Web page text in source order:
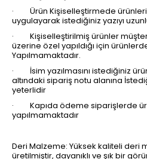
· Ürün Kişiselleştirmede
uygulayarak istediğiniz yazıyı
· Kişiselleştirilmiş ürünler
üzerine özel yapıldığı için
Yapılmamaktadır.
· İsim yazılmasını istediğiniz
altındaki sipariş notu alanına
yeterlidir
· Kapıda ödeme siparişlerde
yapılmamaktadır
Deri Malzeme: Yüksek kaliteli deri
üretilmiştir, dayanıklı ve şık bir